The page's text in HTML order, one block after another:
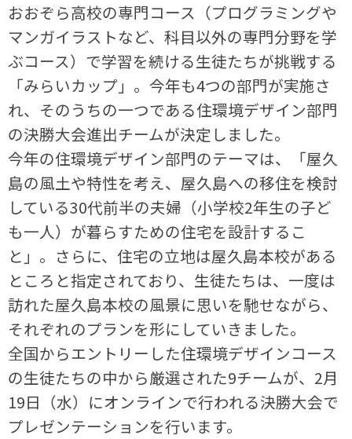
おおぞら高校の専門コース（プログラミングや
マンガイラストなど、科目以外の専門分野を学
ぶコース）で学習を続ける生徒たちが挑戦する
「みらいカップ」。今年も4つの部門が実施さ
れ、そのうちの一つである住環境デザイン部門
の決勝大会進出チームが決定しました。
今年の住環境デザイン部門のテーマは、「屋久
島の風土や特性を考え、屋久島への移住を検討
している30代前半の夫婦（小学校2年生の子ど
も一人）が暮らすための住宅を設計するこ
と」。さらに、住宅の立地は屋久島本校がある
ところと指定されており、生徒たちは、一度は
訪れた屋久島本校の風景に思いを馳せながら、
それぞれのプランを形にしていきました。
全国からエントリーした住環境デザインコース
の生徒たちの中から厳選された9チームが、2月
19日（水）にオンラインで行われる決勝大会で
プレゼンテーションを行います。